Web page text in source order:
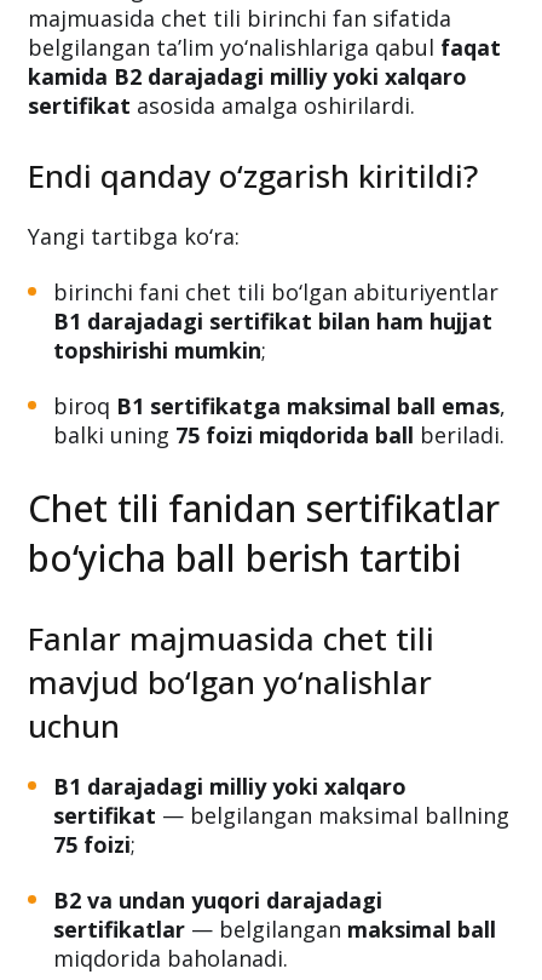
majmuasida chet tili birinchi fan sifatida
belgilangan ta’lim yo‘nalishlariga qabul faqat
kamida B2 darajadagi milliy yoki xalqaro
sertifikat asosida amalga oshirilardi.
Endi qanday o‘zgarish kiritildi?
Yangi tartibga ko‘ra:
birinchi fani chet tili bo‘lgan abituriyentlar
B1 darajadagi sertifikat bilan ham hujjat
topshirishi mumkin;
biroq B1 sertifikatga maksimal ball emas,
balki uning 75 foizi miqdorida ball beriladi.
Chet tili fanidan sertifikatlar
bo‘yicha ball berish tartibi
Fanlar majmuasida chet tili
mavjud bo‘lgan yo‘nalishlar
uchun
B1 darajadagi milliy yoki xalqaro
sertifikat — belgilangan maksimal ballning
75 foizi;
B2 va undan yuqori darajadagi
sertifikatlar — belgilangan maksimal ball
miqdorida baholanadi.